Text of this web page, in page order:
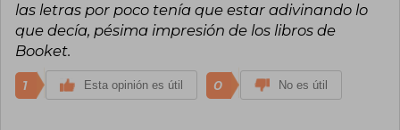
las letras por poco tenía que estar adivinando lo
que decía, pésima impresión de los libros de
Booket.
1 Esta opinión es útil 0 No es útil